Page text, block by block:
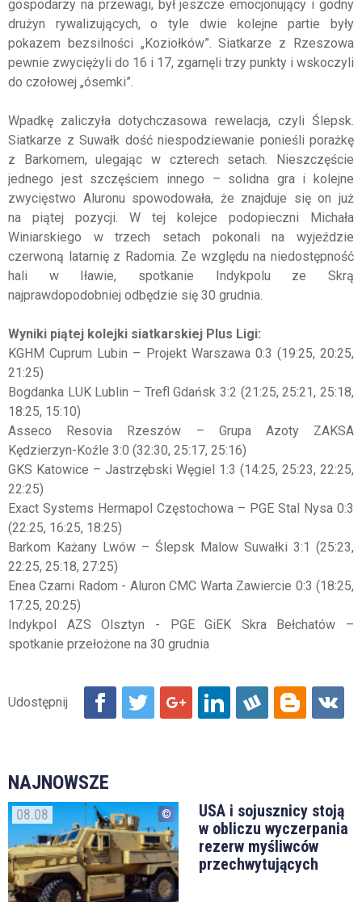
gospodarzy na przewagi, był jeszcze emocjonujący i godny
drużyn rywalizujących, o tyle dwie kolejne partie były
pokazem bezsilności „Koziołków”. Siatkarze z Rzeszowa
pewnie zwyciężyli do 16 i 17, zgarnęli trzy punkty i wskoczyli
do czołowej „ósemki”.
Wpadkę zaliczyła dotychczasowa rewelacja, czyli Ślepsk.
Siatkarze z Suwałk dość niespodziewanie ponieśli porażkę
z Barkomem, ulegając w czterech setach. Nieszczęście
jednego jest szczęściem innego – solidna gra i kolejne
zwycięstwo Aluronu spowodowała, że znajduje się on już
na piątej pozycji. W tej kolejce podopieczni Michała
Winiarskiego w trzech setach pokonali na wyjeździe
czerwoną latarnię z Radomia. Ze względu na niedostępność
hali w Iławie, spotkanie Indykpolu ze Skrą
najprawdopodobniej odbędzie się 30 grudnia.
Wyniki piątej kolejki siatkarskiej Plus Ligi:
KGHM Cuprum Lubin – Projekt Warszawa 0:3 (19:25, 20:25,
21:25)
Bogdanka LUK Lublin – Trefl Gdańsk 3:2 (21:25, 25:21, 25:18,
18:25, 15:10)
Asseco Resovia Rzeszów – Grupa Azoty ZAKSA
Kędzierzyn-Koźle 3:0 (32:30, 25:17, 25:16)
GKS Katowice – Jastrzębski Węgiel 1:3 (14:25, 25:23, 22:25,
22:25)
Exact Systems Hermapol Częstochowa – PGE Stal Nysa 0:3
(22:25, 16:25, 18:25)
Barkom Każany Lwów – Ślepsk Malow Suwałki 3:1 (25:23,
22:25, 25:18, 27:25)
Enea Czarni Radom - Aluron CMC Warta Zawiercie 0:3 (18:25,
17:25, 20:25)
Indykpol AZS Olsztyn - PGE GiEK Skra Bełchatów –
spotkanie przełożone na 30 grudnia
NAJNOWSZE
08.08
USA i sojusznicy stoją
w obliczu wyczerpania
rezerw myśliwców
przechwytujących